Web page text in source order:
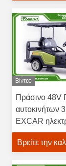
Βίντεο
Πράσινο 48V
αυτοκινήτων
EXCAR
μηχανών
εγκεκριμένο
Βρείτε την